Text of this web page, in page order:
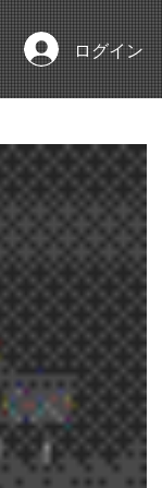
ログイン